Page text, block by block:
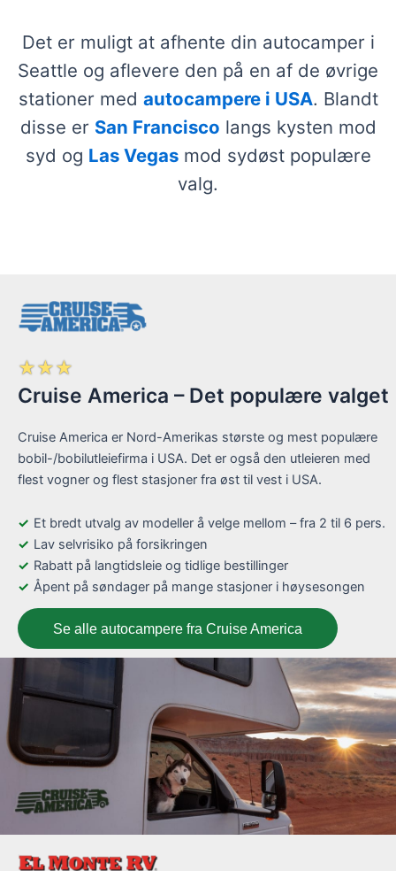
Det er muligt at afhente din autocamper i
Seattle og aflevere den på en af de øvrige
stationer med autocampere i USA. Blandt
disse er San Francisco langs kysten mod
syd og Las Vegasmod sydøst populære
valg.
☆☆☆
Cruise America – Det populære valget
Cruise America er Nord-Amerikas største og mest populære
bobil-/bobilutleiefirma i USA. Det er også den utleieren med
flest vogner og flest stasjoner fra øst til vest i USA.
Et bredt utvalg av modeller å velge mellom – fra 2 til 6 pers.
Lav selvrisiko på forsikringen
Rabatt på langtidsleie og tidlige bestillinger
Åpent på søndager på mange stasjoner i høysesongen
Se alle autocampere fra Cruise America